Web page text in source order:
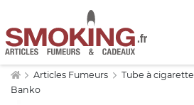
Articles Fumeurs Tube à cigarette
Banko